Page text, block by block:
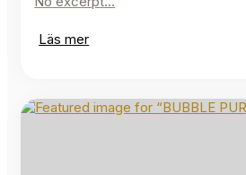
Läs mer